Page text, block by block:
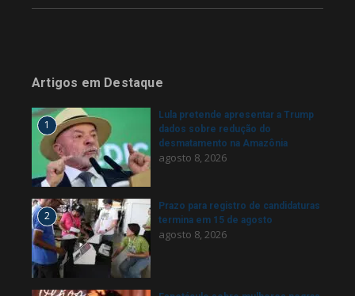
Artigos em Destaque
1
Lula pretende apresentar a Trump
dados sobre redução do
desmatamento na Amazônia
agosto 8, 2026
2
Prazo para registro de candidaturas
termina em 15 de agosto
agosto 8, 2026